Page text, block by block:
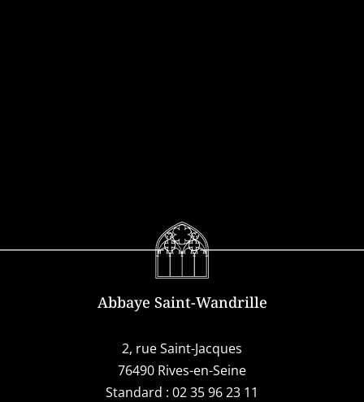
Abbaye Saint-Wandrille
2, rue Saint-Jacques
76490 Rives-en-Seine
Standard : 02 35 96 23 11